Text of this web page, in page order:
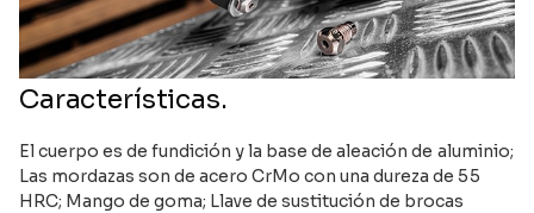
Características.
El cuerpo es de fundición y la base de aleación de aluminio;
Las mordazas son de acero CrMo con una dureza de 55
HRC; Mango de goma; Llave de sustitución de brocas